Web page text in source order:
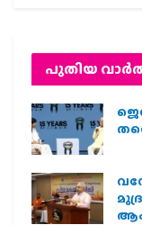
പുതിയ